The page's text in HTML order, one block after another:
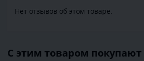
Нет отзывов об этом товаре.
С этим товаром покупают